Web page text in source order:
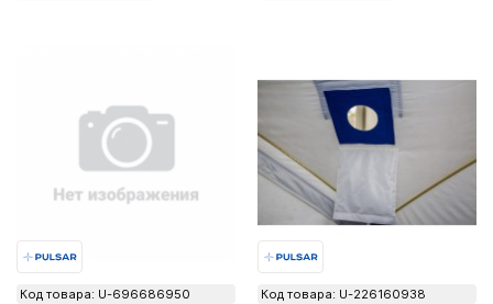
Код товара: U-696686950 Код товара: U-226160938